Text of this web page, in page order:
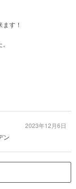
す！
ン
2023年12月6日